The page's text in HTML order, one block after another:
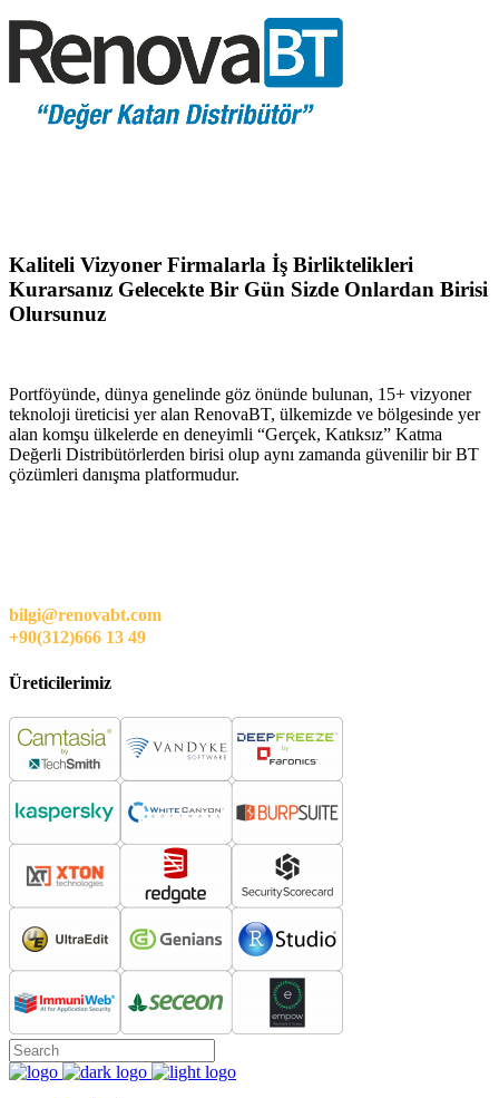
Kaliteli Vizyoner Firmalarla İş Birliktelikleri
Kurarsanız Gelecekte Bir Gün Sizde Onlardan Birisi
Olursunuz
Portföyünde, dünya genelinde göz önünde bulunan, 15+ vizyoner
teknoloji üreticisi yer alan RenovaBT, ülkemizde ve bölgesinde yer
alan komşu ülkelerde en deneyimli “Gerçek, Katıksız” Katma
Değerli Distribütörlerden birisi olup aynı zamanda güvenilir bir BT
çözümleri danışma platformudur.
bilgi@renovabt.com
+90(312)666 13 49
Üreticilerimiz